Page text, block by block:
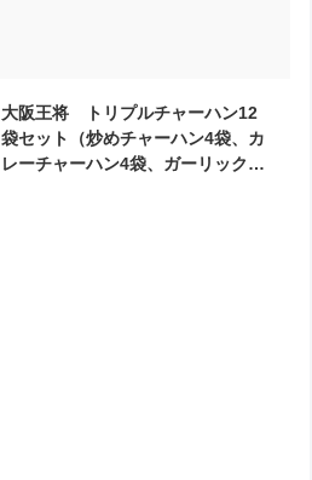
大阪王将 トリプルチャーハン12
袋セット（炒めチャーハン4袋、カ
レーチャーハン4袋、ガーリックチ